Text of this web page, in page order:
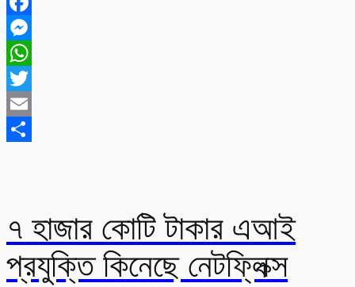
Facebook
Messenger
WhatsApp
Twitter
Email
৭ হাজার কোটি টাকার এআই
প্রযুক্তি কিনেছে নেটফ্লিক্স